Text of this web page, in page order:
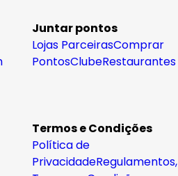
Juntar pontos
Lojas ParceirasComprar
PontosClubeRestaurantes
Termos e Condições
Política de
PrivacidadeRegulamentos,